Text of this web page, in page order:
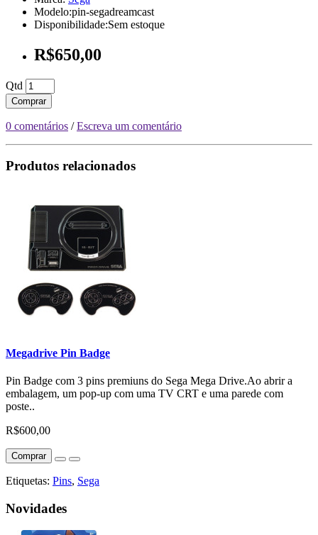
Modelo:pin-segadreamcast
Disponibilidade:Sem estoque
R$650,00
Qtd
Comprar
0 comentários /Escreva um comentário
Produtos relacionados
Megadrive Pin Badge
Pin Badge com 3 pins premiuns do Sega Mega Drive.Ao abrir a
embalagem, um pop-up com uma TV CRT e uma parede com
poste..
R$600,00
Comprar
Etiquetas: Pins, Sega
Novidades